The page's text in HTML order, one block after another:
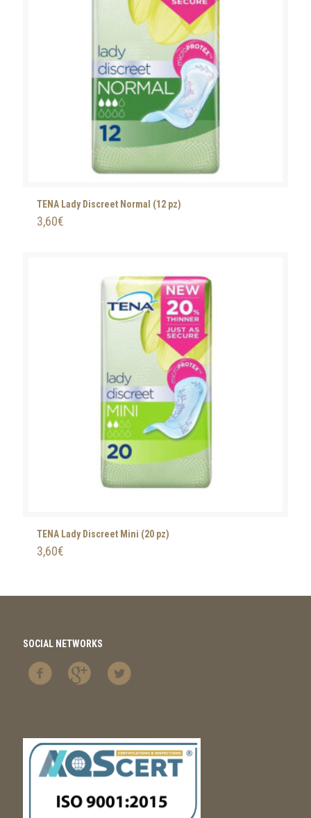
TENA Lady Discreet Normal (12 pz)
3,60€
TENA Lady Discreet Mini (20 pz)
3,60€
SOCIAL NETWORKS